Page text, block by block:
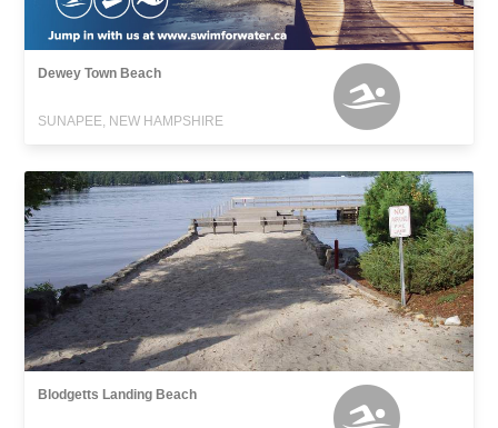
Dewey Town Beach
SUNAPEE, NEW HAMPSHIRE
Blodgetts Landing Beach